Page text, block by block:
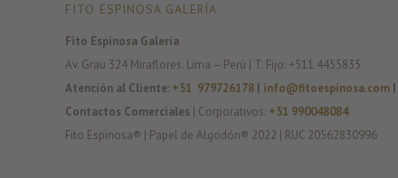
FITO ESPINOSA GALERÍA
Fito Espinosa Galería
Av. Grau 324 Miraflores. Lima – Perú | T. Fijo: +511 4455835
Atención al Cliente: +51 979726178 | info@fitoespinosa.com |
Contactos Comerciales | Corporativos: +51 990048084
Fito Espinosa® | Papel de Algodón® 2022 | RUC 20562830996